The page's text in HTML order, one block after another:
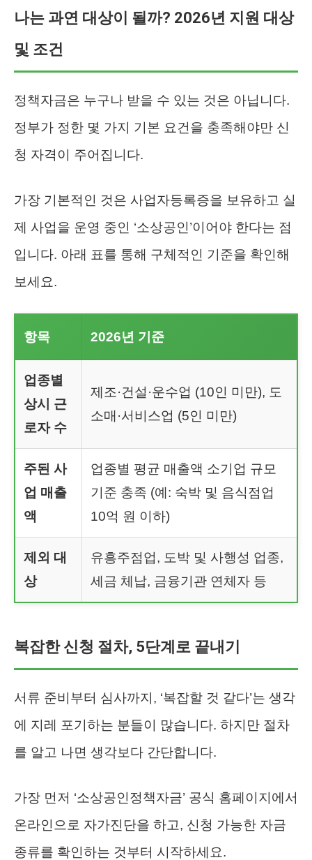
나는 과연 대상이 될까? 2026년 지원 대상
및 조건
정책자금은 누구나 받을 수 있는 것은 아닙니다.
정부가 정한 몇 가지 기본 요건을 충족해야만 신
청 자격이 주어집니다.
가장 기본적인 것은 사업자등록증을 보유하고 실
제 사업을 운영 중인 ‘소상공인’이어야 한다는 점
입니다. 아래 표를 통해 구체적인 기준을 확인해
보세요.
항목 2026년 기준
업종별
상시 근
로자 수
제조·건설·운수업 (10인 미만), 도
소매·서비스업 (5인 미만)
주된 사
업 매출
액
업종별 평균 매출액 소기업 규모
기준 충족 (예: 숙박 및 음식점업
10억 원 이하)
제외 대
상
유흥주점업, 도박 및 사행성 업종,
세금 체납, 금융기관 연체자 등
복잡한 신청 절차, 5단계로 끝내기
서류 준비부터 심사까지, ‘복잡할 것 같다’는 생각
에 지레 포기하는 분들이 많습니다. 하지만 절차
를 알고 나면 생각보다 간단합니다.
가장 먼저 ‘소상공인정책자금’ 공식 홈페이지에서
온라인으로 자가진단을 하고, 신청 가능한 자금
종류를 확인하는 것부터 시작하세요.